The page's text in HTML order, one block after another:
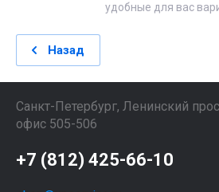
удобные для вас
Назад
Санкт-Петербург, Ленинский
офис 505-506
+7 (812) 425-66-10